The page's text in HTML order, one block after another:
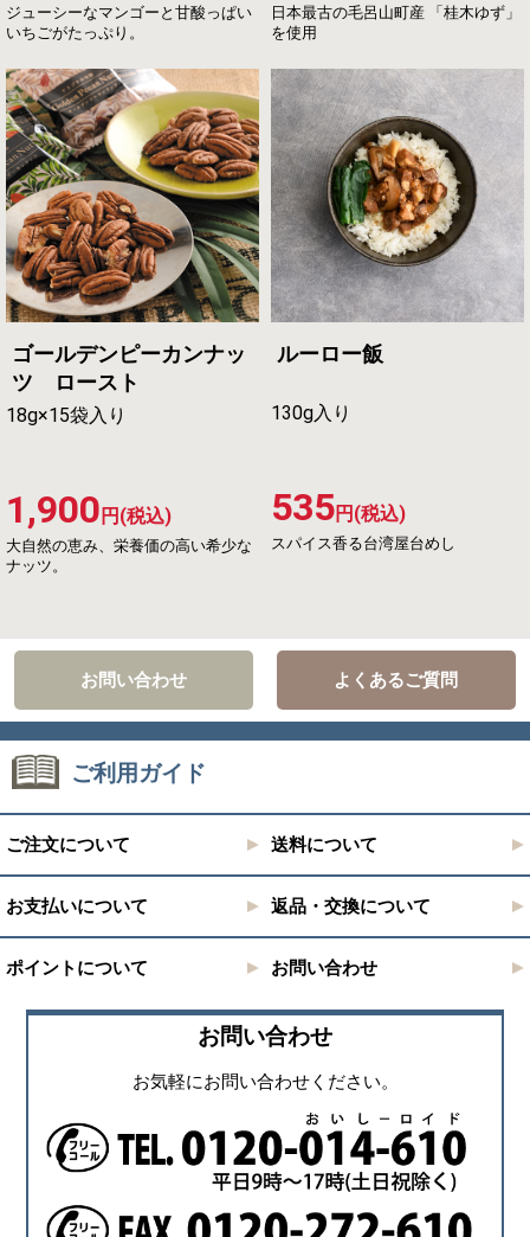
ジューシーなマンゴーと甘酸っぱい
いちごがたっぷり。
日本最古の毛呂山町産 「桂木ゆず」
を使用
ゴールデンピーカンナッ
ツ ロースト
18g×15袋入り
大自然の恵み、栄養価の高い希少な
ナッツ。
1,900 円(税込)
ルーロー飯
130g入り
スパイス香る台湾屋台めし
535円(税込)
お問い合わせ よくあるご質問
ご利用ガイド
ご注文について 送料について
お支払いについて 返品・交換について
ポイントについて お問い合わせ
お問い合わせ
お気軽にお問い合わせください。